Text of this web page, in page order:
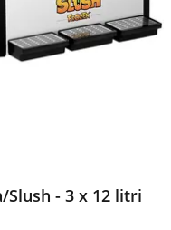
Slush - 3 x 12 litri